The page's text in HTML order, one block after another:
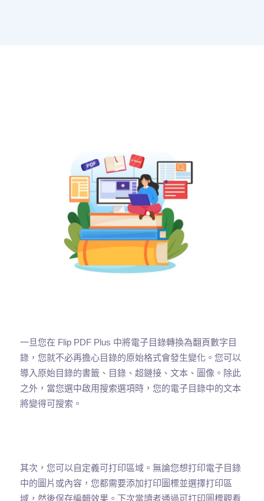
一旦您在 Flip PDF Plus 中將電子目錄轉換為翻頁數字目
錄，您就不必再擔心目錄的原始格式會發生變化。您可以
導入原始目錄的書籤、目錄、超鏈接、文本、圖像。除此
之外，當您選中啟用搜索選項時，您的電子目錄中的文本
將變得可搜索。
其次，您可以自定義可打印區域。無論您想打印電子目錄
中的圖片或內容，您都需要添加打印圖標並選擇打印區
域，然後保存編輯效果。下次當讀者通過可打印圖標觀看